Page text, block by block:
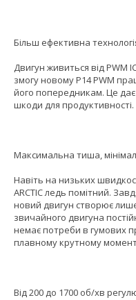
Більш ефективна
Двигун живиться від PWM
змогу новому P14 PWM
його попередникам. Це
шкоди для продуктивності.
Максимальна тиша,
Навіть на низьких
ARCTIC ледь помітний.
новий двигун створює лише
звичайного двигуна
немає потреби в гумових
плавному крутному
Від 200 до 1700 об/хв